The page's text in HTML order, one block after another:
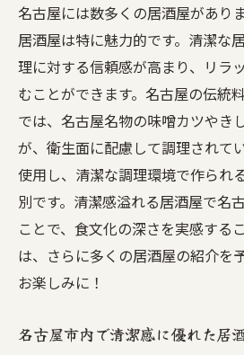
名古屋には数多くの居酒屋があり
居酒屋は特に魅力的です。清潔な
理に対する信頼感が高まり、リラ
むことができます。名古屋の伝統
では、名古屋名物の味噌カツやき
が、衛生面に配慮して調理されて
使用し、清潔な調理環境で作られ
別です。清潔感溢れる居酒屋で名
ことで、食文化の深さを実感する
は、さらに多くの居酒屋の紹介を
お楽しみに！
名古屋市内で清潔感に優れた居